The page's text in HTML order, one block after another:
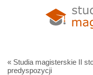
« Studia magisterskie II
predyspozycji